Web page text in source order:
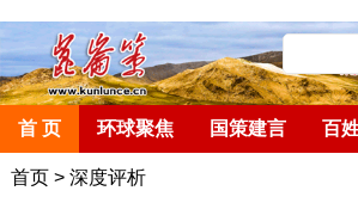
首 页 环球聚焦 国策建言 百
首页> 深度评析